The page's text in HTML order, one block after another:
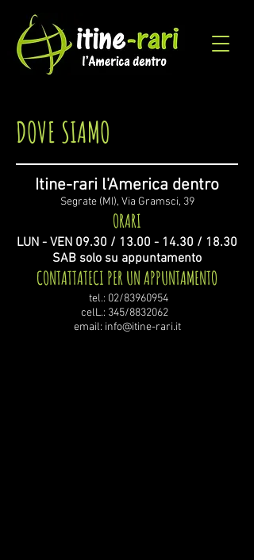
DOVE SIAMO
Itine-rari l'America dentro
Segrate (MI), Via Gramsci, 39
ORARI
LUN - VEN 09.30 / 13.00 - 14.30 / 18.30
SAB solo su appuntamento
CONTATTATECI PER UN APPUNTAMENTO
tel.: 02/83960954
celL.: 345/8832062
email: info@itine-rari.it